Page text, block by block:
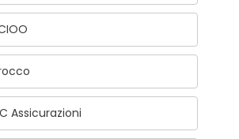
Assicurazioni